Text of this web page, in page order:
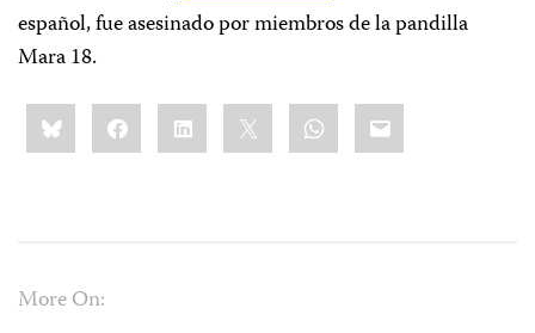
español, fue asesinado por miembros de la pandilla
Mara 18.
Share
this:BlueskyFacebookLinkedIn WhatsApp
Email
More On: